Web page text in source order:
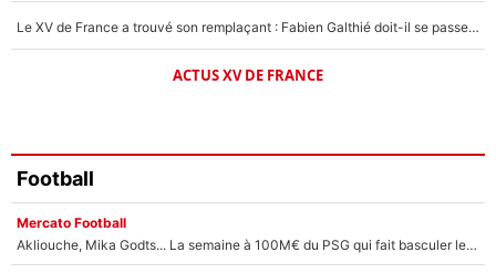
Le XV de France a trouvé son remplaçant : Fabien Galthié doit-il se passer d'Antoine Dupont ?
ACTUS XV DE FRANCE
Football
Mercato Football
Akliouche, Mika Godts... La semaine à 100M€ du PSG qui fait basculer le mercato du PSG !